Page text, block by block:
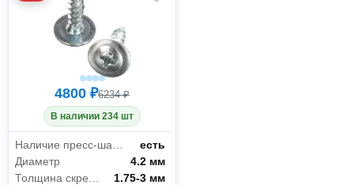
4800 ₽6234 ₽
В наличии 234 шт
есть
Диаметр
4.2 мм
1.75-3 мм